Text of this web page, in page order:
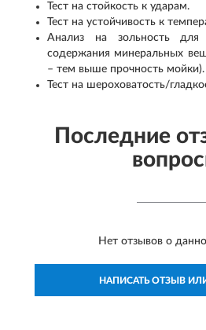
Тест на стойкость к ударам.
Тест на устойчивость к
Анализ на зольность для
содержания минеральных
– тем выше прочность мойки).
Тест на шероховатость/
Последние
Нет отзывов о
НАПИСАТЬ ОТЗЫВ